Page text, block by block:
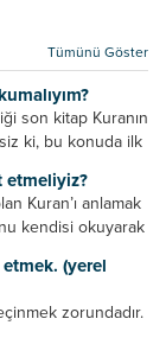
kurtulur....
Tümünü Göster
son kitap Kuranın
ki, bu konuda ilk
soruyor. O da
“Biz sana...
etmeliyiz?
Kuran’ı anlamak
kendisi okuyarak
nedir? Arapça
etmek. (yerel
zorundadır.